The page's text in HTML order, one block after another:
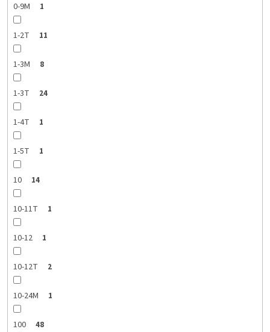
0-9M 1
1-2T 11
1-3M 8
1-3T 24
1-4T 1
1-5T 1
10 14
10-11T 1
10-12 1
10-12T 2
10-24M 1
100 48